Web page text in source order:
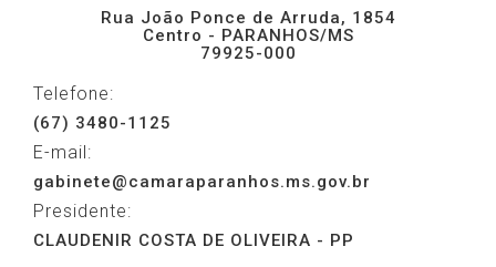
Rua João Ponce de Arruda, 1854
Centro - PARANHOS/MS
79925-000
Telefone:
(67) 3480-1125
E-mail:
gabinete@camaraparanhos.ms.gov.br
Presidente:
CLAUDENIR COSTA DE OLIVEIRA - PP